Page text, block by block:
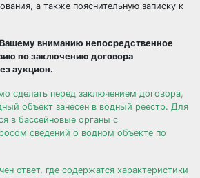
а также пояснительную записку к
вниманию непосредственное
по заключению договора
аукцион.
сделать перед заключением договора,
объект занесен в водный реестр. Для
в бассейновые органы с
сведений о водном объекте по
ответ, где содержатся характеристики